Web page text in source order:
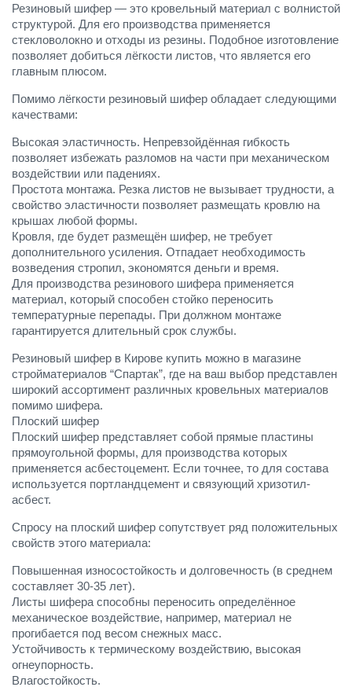
Резиновый шифер — это кровельный материал с волнистой
структурой. Для его производства применяется
стекловолокно и отходы из резины. Подобное изготовление
позволяет добиться лёгкости листов, что является его
главным плюсом.
Помимо лёгкости резиновый шифер обладает следующими
качествами:
Высокая эластичность. Непревзойдённая гибкость
позволяет избежать разломов на части при механическом
воздействии или падениях.
Простота монтажа. Резка листов не вызывает трудности, а
свойство эластичности позволяет размещать кровлю на
крышах любой формы.
Кровля, где будет размещён шифер, не требует
дополнительного усиления. Отпадает необходимость
возведения стропил, экономятся деньги и время.
Для производства резинового шифера применяется
материал, который способен стойко переносить
температурные перепады. При должном монтаже
гарантируется длительный срок службы.
Резиновый шифер в Кирове купить можно в магазине
стройматериалов “Спартак”, где на ваш выбор представлен
широкий ассортимент различных кровельных материалов
помимо шифера.
Плоский шифер
Плоский шифер представляет собой прямые пластины
прямоугольной формы, для производства которых
применяется асбестоцемент. Если точнее, то для состава
используется портландцемент и связующий хризотил-
асбест.
Спросу на плоский шифер сопутствует ряд положительных
свойств этого материала:
Повышенная износостойкость и долговечность (в среднем
составляет 30-35 лет).
Листы шифера способны переносить определённое
механическое воздействие, например, материал не
прогибается под весом снежных масс.
Устойчивость к термическому воздействию, высокая
огнеупорность.
Влагостойкость.